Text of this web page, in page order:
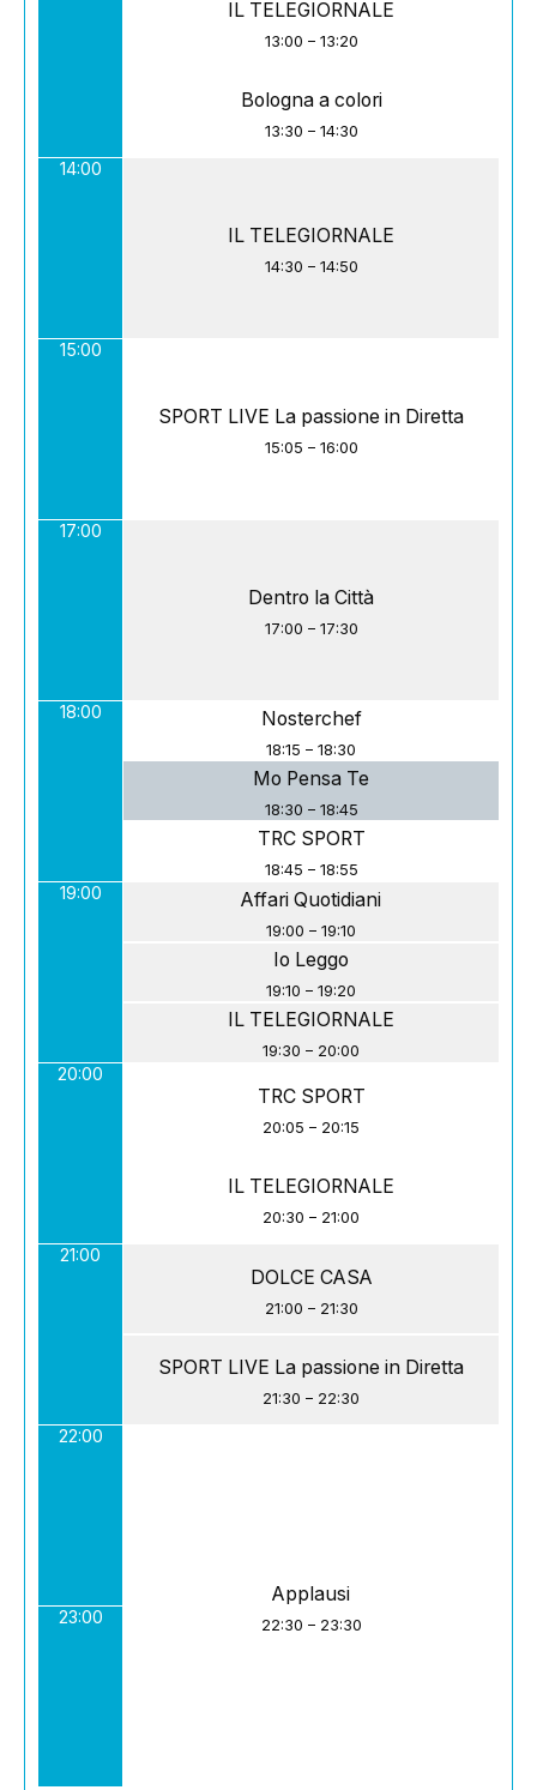
IL TELEGIORNALE
13:00 – 13:20
Bologna a colori
13:30 – 14:30
14:00
IL TELEGIORNALE
14:30 – 14:50
15:00
SPORT LIVE La passione in Diretta
15:05 – 16:00
17:00
Dentro la Città
17:00 – 17:30
18:00 Nosterchef
18:15 – 18:30
Mo Pensa Te
18:30 – 18:45
TRC SPORT
18:45 – 18:55
19:00 Affari Quotidiani
19:00 – 19:10
Io Leggo
19:10 – 19:20
IL TELEGIORNALE
19:30 – 20:00
20:00
TRC SPORT
20:05 – 20:15
IL TELEGIORNALE
20:30 – 21:00
21:00
DOLCE CASA
21:00 – 21:30
SPORT LIVE La passione in Diretta
21:30 – 22:30
22:00
Applausi
22:30 – 23:30
23:00